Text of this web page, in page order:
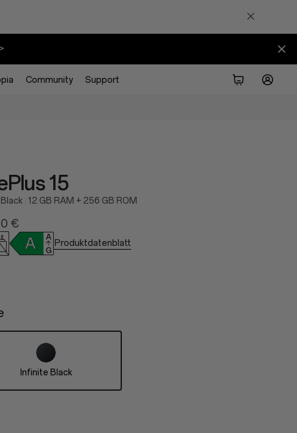
Community Support
15
12 GB RAM + 256 GB ROM
€
Produktdatenblatt
Infinite Black